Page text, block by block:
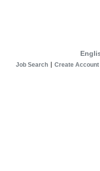
Job Search Create Account